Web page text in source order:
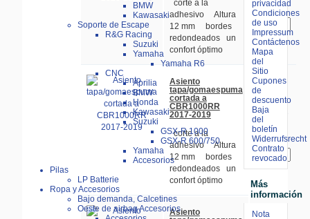
BMW
Kawasaki
Soporte de Escape
R&G Racing
Suzuki
Yamaha
Yamaha R6
CNC
Aprilia
BMW
Honda
Kawasaki
Suzuki
GSX-R 1000
GSX-R 600/750
Yamaha
Accesorios
Pilas
LP Batterie
Ropa y Accesorios
Bajo demanda, Calcetines
Oeste de airbag Accesorios
corte a la
adhesivo Altura
12 mm bordes
redondeados un
confort óptimo
Añadir:
Asiento
tapa/gomaespuma
cortada a
CBR1000RR
2017-2019
corte a la
adhesivo Altura
12 mm bordes
redondeados un
confort óptimo
39.90 €
incl. 19%
IVA
más
gastos de
Añadir:
Asiento
39.90 €
privacidad
Condiciones
de uso
Impressum
Contáctenos
Mapa
del
Sitio
Cupones
de
descuento
Baja
del
boletín
Widerrufsrecht
Contrato
revocado
Más
información
Nota